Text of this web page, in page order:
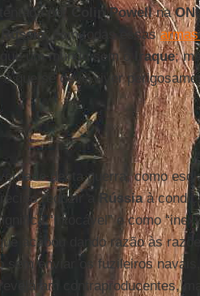
por
Colin Powellna
Rússia, com todas essas
um mundo sem o
Iraque;
que se deve viver
desta guerra, como
reduzir a
Rússiaà
“intocável” e como
acabou dando razão às
sem enviar os fuzileiros
contraproducentes,